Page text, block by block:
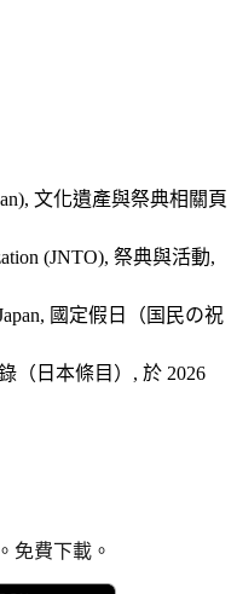
文化遺產與祭典相關頁
(JNTO), 祭典與活動,
國定假日（国民の祝
（日本條目）, 於 2026
免費下載。